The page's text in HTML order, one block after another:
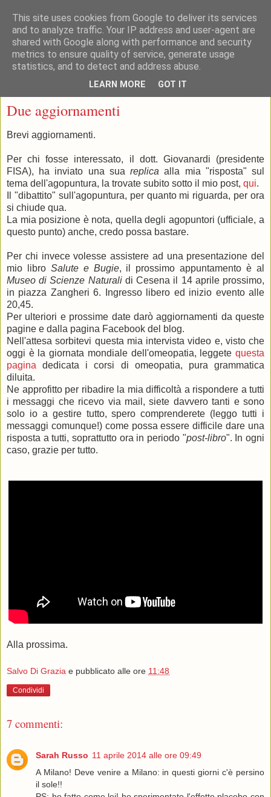
Due aggiornamenti
Brevi aggiornamenti.
Per chi fosse interessato, il dott. Giovanardi (presidente
FISA), ha inviato una suareplicaalla mia "risposta" sul
tema dell'agopuntura, la trovate subito sotto il mio post, qui.
Il "dibattito" sull'agopuntura, per quanto mi riguarda, per ora
si chiude qua.
La mia posizione è nota, quella degli agopuntori (ufficiale, a
questo punto) anche, credo possa bastare.
Per chi invece volesse assistere ad una presentazione del
mio libro Salute e Bugie, il prossimo appuntamento è al
Museo di Scienze Naturalidi Cesena il 14 aprile prossimo,
in piazza Zangheri 6. Ingresso libero ed inizio evento alle
20,45.
Per ulteriori e prossime date darò aggiornamenti da queste
pagine e dalla pagina Facebook del blog.
Nell'attesa sorbitevi questa mia intervista video e, visto che
oggi è la giornata mondiale dell'omeopatia, leggete questa
pagina dedicata i corsi di omeopatia, pura grammatica
diluita.
Ne approfitto per ribadire la mia difficoltà a rispondere a tutti
i messaggi che ricevo via mail, siete davvero tanti e sono
solo io a gestire tutto, spero comprenderete (leggo tutti i
messaggi comunque!) come possa essere difficile dare una
risposta a tutti, soprattutto ora in periodo "post-libro". In ogni
caso, grazie per tutto.
Alla prossima.
Salvo Di Grazia e pubblicato alle ore 11:48
Condividi
7 commenti:
Sarah Russo 11 aprile 2014 alle ore 09:49
A Milano! Deve venire a Milano: in questi giorni c'è persino
il sole!!
This site uses cookies from Google to deliver its services
and to analyze traffic. Your IP address and user-agent are
shared with Google along with performance and security
metrics to ensure quality of service, generate usage
statistics, and to detect and address abuse.
LEARN MORE GOT IT